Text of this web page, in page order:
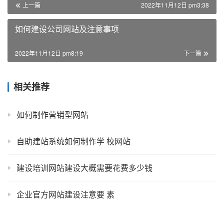
上一篇 2022年11月12日 pm3:38
如何建设公司网站及注意事项
下一篇
2022年11月12日 pm8:19
相关推荐
如何制作营销型网站
自助建站系统如何制作学 校网站
建设培训网站建设大概需要花费多少钱
企业官方网站建设注意要 素